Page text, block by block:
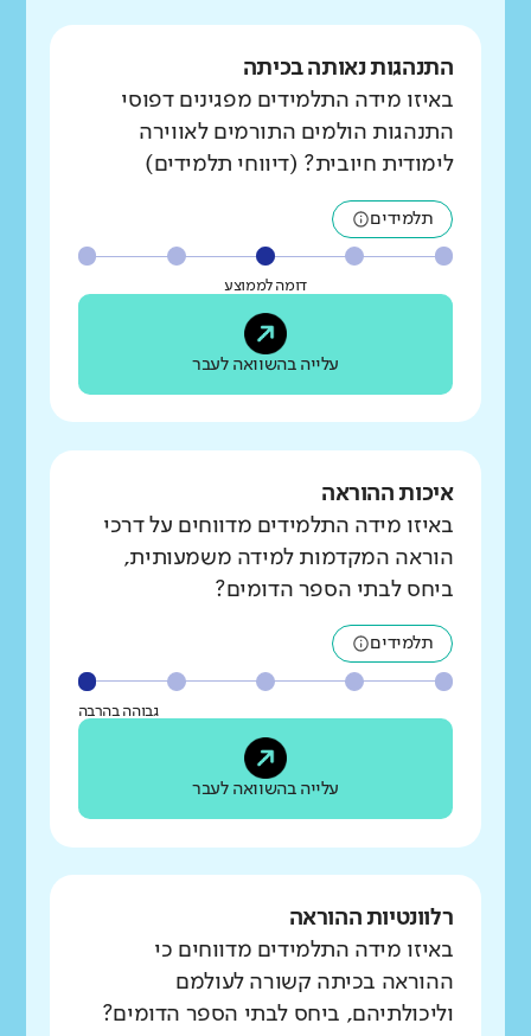
התנהגות נאותה בכיתה
באיזו מידה התלמידים מפגינים דפוסי
התנהגות הולמים התורמים לאווירה
לימודית חיובית? (דיווחי תלמידים)
תלמידים
דומה לממוצע
עלייה בהשוואה לעבר
איכות ההוראה
באיזו מידה התלמידים מדווחים על דרכי
הוראה המקדמות למידה משמעותית,
ביחס לבתי הספר הדומים?
תלמידים
גבוהה בהרבה
עלייה בהשוואה לעבר
רלוונטיות ההוראה
באיזו מידה התלמידים מדווחים כי
ההוראה בכיתה קשורה לעולמם
וליכולתיהם, ביחס לבתי הספר הדומים?